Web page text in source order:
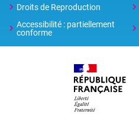
Droits de Reproduction
Accessibilité : partiellement
conforme